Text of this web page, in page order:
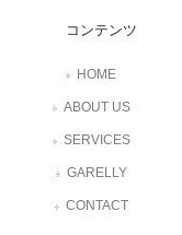
コンテンツ
HOME
ABOUT US
SERVICES
GARELLY
CONTACT